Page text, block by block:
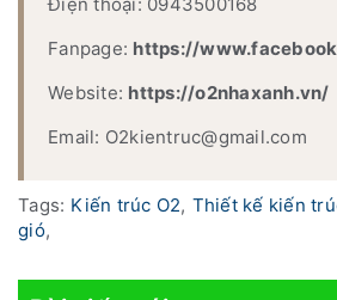
Fanpage: https://
Website: https://o2nhaxanh.vn/
Email: O2kientruc@gmail.com
Tags: Kiến trúc O2, Thiết kế kiến
gió,